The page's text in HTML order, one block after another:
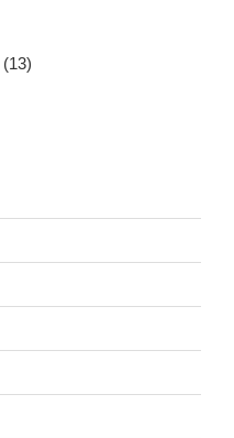
(13)